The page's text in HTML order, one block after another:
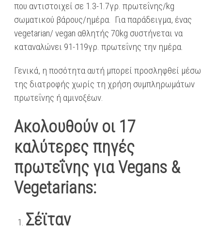
που αντιστοιχεί σε 1.3-1.7γρ. πρωτεΐνης/kg
σωματικού βάρους/ημέρα. Για παράδειγμα, ένας
vegetarian/ vegan αθλητής 70kg συστήνεται να
καταναλώνει 91-119γρ. πρωτεΐνης την ημέρα.
Γενικά, η ποσότητα αυτή μπορεί προσληφθεί μέσω
της διατροφής χωρίς τη χρήση συμπληρωμάτων
πρωτεΐνης ή αμινοξέων.
Ακολουθούν οι 17
καλύτερες πηγές
πρωτεΐνης για Vegans &
Vegetarians:
Σέϊταν